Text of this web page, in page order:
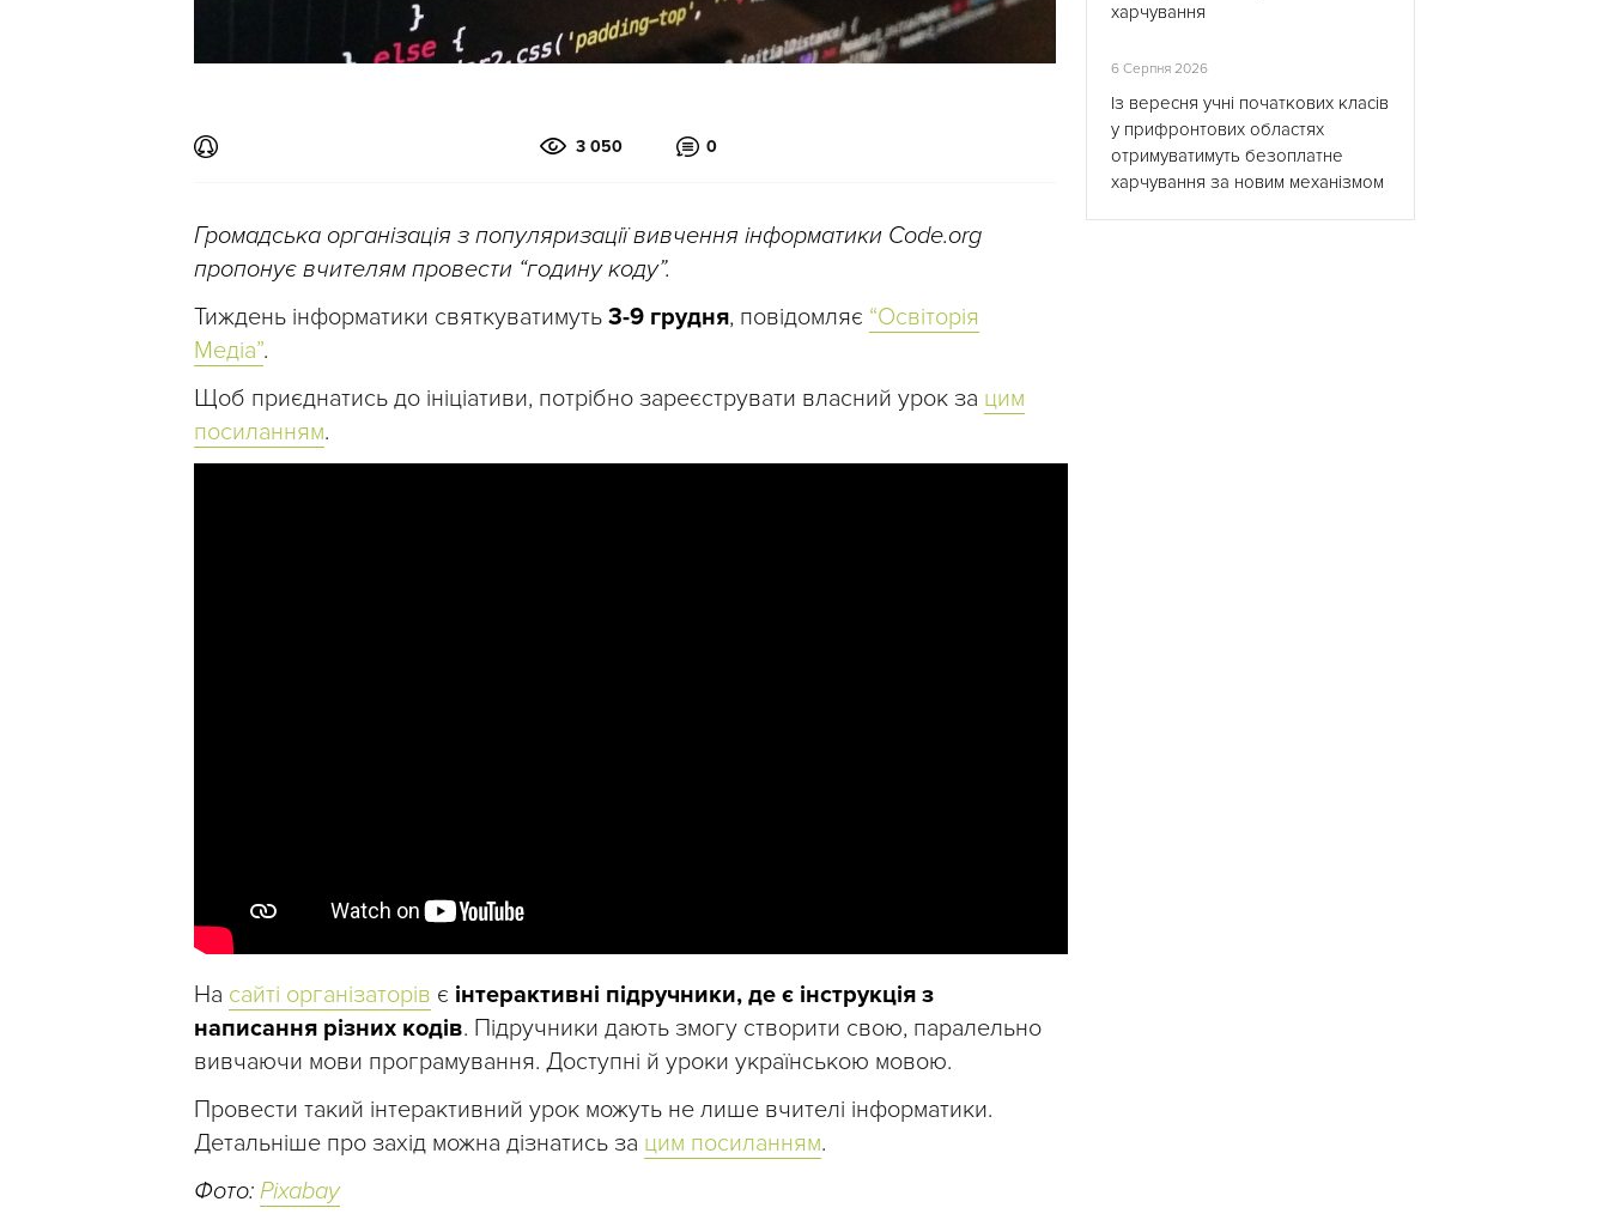
3 050 0
Громадська організація з популяризації вивчення інформатики Code.org
пропонує вчителям провести “годину коду”.
Тиждень інформатики святкуватимуть 3-9 грудня, повідомляє “Освіторія
Медіа”.
Щоб приєднатись до ініціативи, потрібно зареєструвати власний урок за цим
посиланням.
На сайті організаторів є інтерактивні підручники, де є інструкція з
написання різних кодів. Підручники дають змогу створити свою, паралельно
вивчаючи мови програмування. Доступні й уроки українською мовою.
Провести такий інтерактивний урок можуть не лише вчителі інформатики.
Детальніше про захід можна дізнатись за цим посиланням.
Фото: Pixabay
харчування
6 Серпня 2026
Із вересня учні початкових класів
у прифронтових областях
отримуватимуть безоплатне
харчування за новим механізмом